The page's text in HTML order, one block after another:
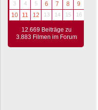
3
4 5 6 7 8
9
10
11 12 13 14 15 16
12.669 Beiträge zu
3.883 Filmen im Forum